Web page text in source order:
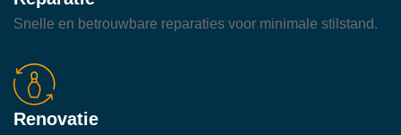
Snelle en betrouwbare reparaties voor minimale stilstand.
Renovatie